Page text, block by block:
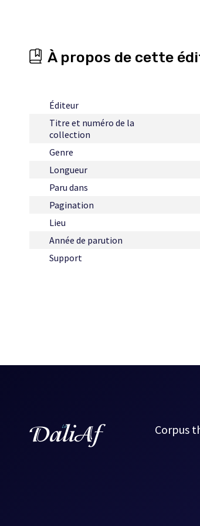
À propos de cette
Éditeur
Titre et numéro de la
collection
Genre
Longueur
Paru dans
Pagination
Lieu
Année de parution
Support
Corpus